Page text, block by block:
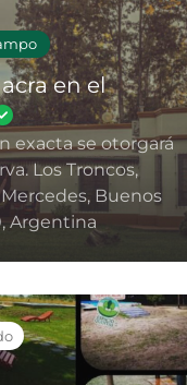
en el
exacta se otorgará
Los Troncos,
Buenos
Argentina